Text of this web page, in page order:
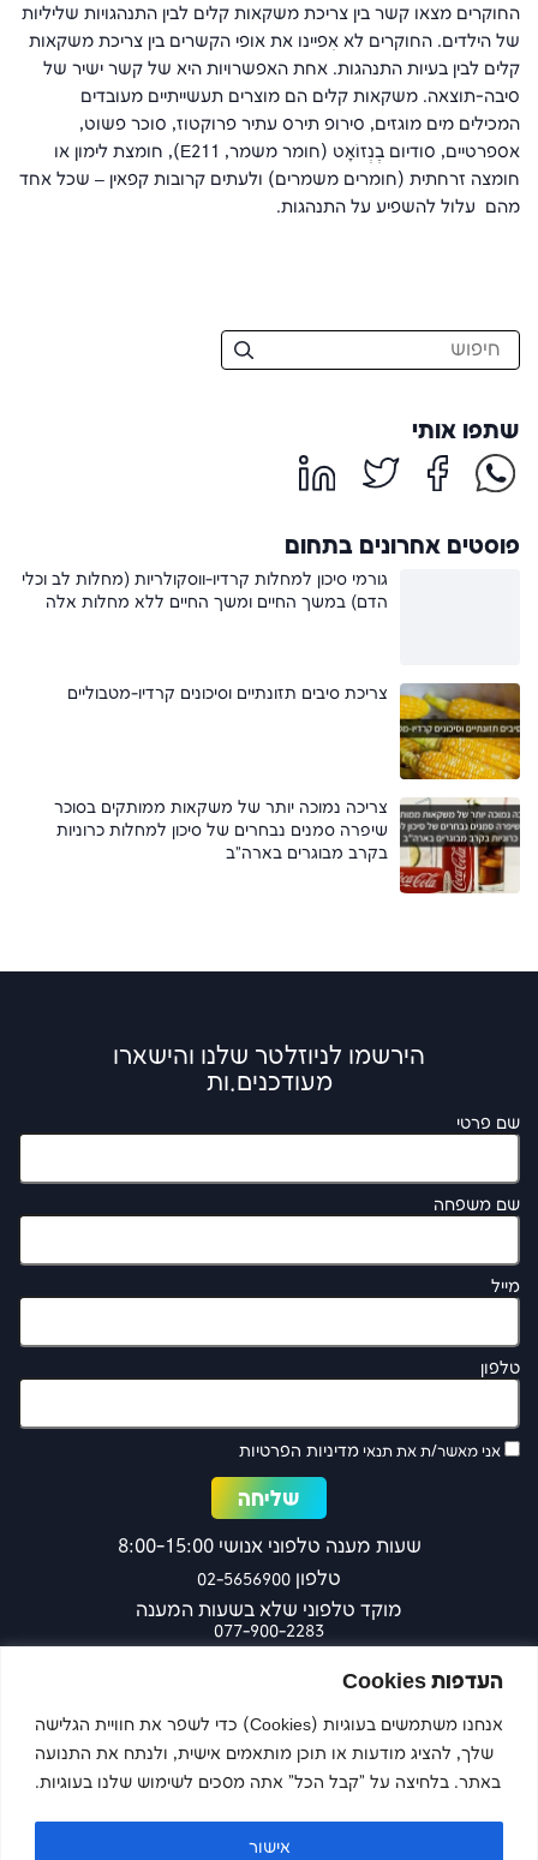
העדפות Cookies
אנחנו משתמשים בעוגיות (Cookies) כדי לשפר את חוויית הגלישה
שלך, להציג מודעות או תוכן מותאמים אישית, ולנתח את התנועה
באתר. בלחיצה על "קבל הכל" אתה מסכים לשימוש שלנו בעוגיות.
אישור
החוקרים מצאו קשר בין צריכת משקאות קלים לבין התנהגויות שליליות
של הילדים. החוקרים לא אִפיינו את אופי הקשרים בין צריכת משקאות
קלים לבין בעיות התנהגות. אחת האפשרויות היא של קשר ישיר של
סיבה-תוצאה. משקאות קלים הם מוצרים תעשייתיים מעובדים
המכילים מים מוגזים, סירופ תירס עתיר פרוקטוז, סוכר פשוט,
אספרטיים, סודיום בֶּנְזוֹאָט (חומר משמר, E211 ), חומצת לימון או
חומצה זרחתית (חומרים משמרים) ולעתים קרובות קפאין ‒ שכל אחד
מהם עלול להשפיע על התנהגות.
שתפו אותי
פוסטים אחרונים בתחום
גורמי סיכון למחלות קרדיו-ווסקולריות (מחלות לב וכלי
הדם) במשך החיים ומשך החיים ללא מחלות אלה
צריכת סיבים תזונתיים וסיכונים קרדיו-מטבוליים
צריכה נמוכה יותר של משקאות ממותקים בסוכר
שיפרה סמנים נבחרים של סיכון למחלות כרוניות
בקרב מבוגרים בארה"ב
הירשמו לניוזלטר שלנו והישארו
מעודכנים.ות
שם פרטי
שם משפחה
מייל
טלפון
אני מאשר/ת את תנאי מדיניות הפרטיות
שעות מענה טלפוני אנושי 8:00-15:00
טלפון 02-5656900
מוקד טלפוני שלא בשעות המענה
077-900-2283
צרו קשר